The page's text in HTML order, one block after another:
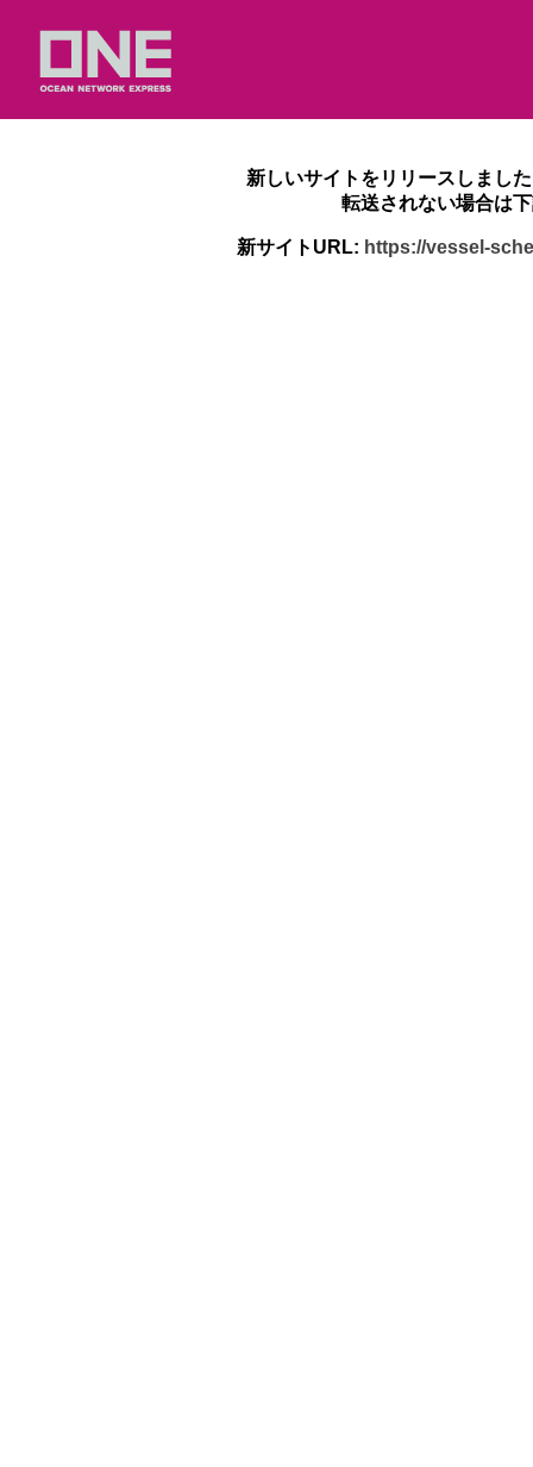
新しいサイトをリリースしまし
転送されない場合は
新サイトURL: https://vessel-